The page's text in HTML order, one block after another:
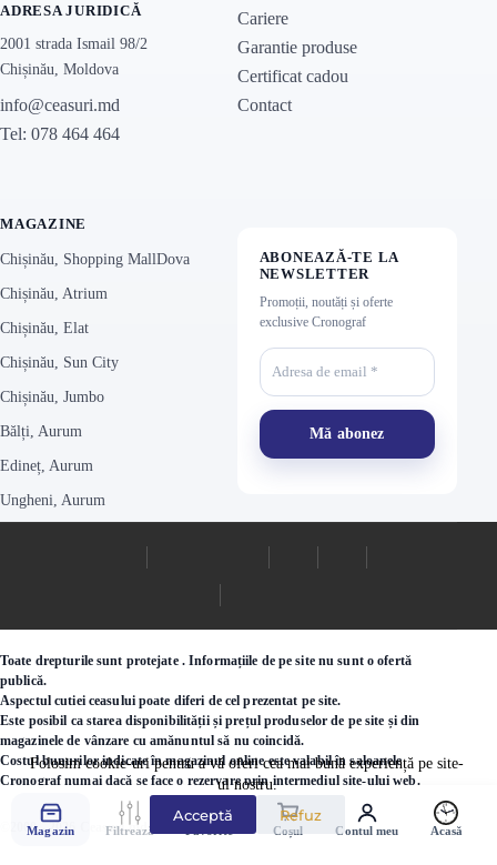
Folosim cookie-uri pentru a vă oferi cea mai bună experiență pe site-
ul nostru.
Acceptă Refuz
ADRESA JURIDICĂ
2001 strada Ismail 98/2
Chișinău, Moldova
info@ceasuri.md
Tel: 078 464 464
Cariere
Garantie produse
Certificat cadou
Contact
MAGAZINE
Chișinău, Shopping MallDova
Chișinău, Atrium
Chișinău, Elat
Chișinău, Sun City
Chișinău, Jumbo
Bălți, Aurum
Edineț, Aurum
Ungheni, Aurum
ABONEAZĂ-TE LA
NEWSLETTER
Promoții, noutăți și oferte
exclusive Cronograf
Toate drepturile sunt protejate . Informațiile de pe site nu sunt o ofertă
publică.
Aspectul cutiei ceasului poate diferi de cel prezentat pe site.
Este posibil ca starea disponibilității și prețul produselor de pe site și din
magazinele de vânzare cu amănuntul să nu coincidă.
Costul bunurilor indicate în magazinul online este valabil în saloanele
Cronograf numai dacă se face o rezervare prin intermediul site-ului web.
©2000 - 2026 Ceasuri.md
Magazin Filtrează Coșul Contul meu Acasă